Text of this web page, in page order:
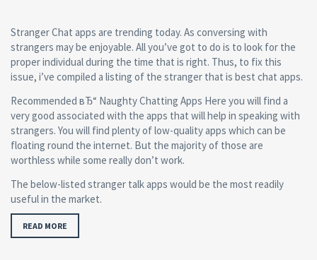
Stranger Chat apps are trending today. As conversing with
strangers may be enjoyable. All you’ve got to do is to look for the
proper individual during the time that is right. Thus, to fix this
issue, i’ve compiled a listing of the stranger that is best chat apps.
Recommended вЂ“ Naughty Chatting Apps Here you will find a
very good associated with the apps that will help in speaking with
strangers. You will find plenty of low-quality apps which can be
floating round the internet. But the majority of those are
worthless while some really don’t work.
The below-listed stranger talk apps would be the most readily
useful in the market.
READ MORE